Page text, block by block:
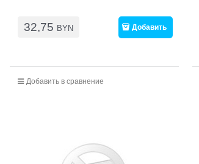
32,75 BYN Добавить
Добавить в сравнение